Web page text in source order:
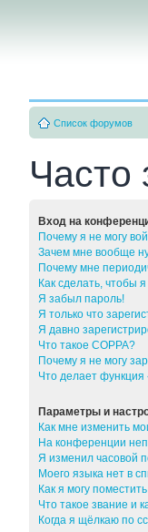
Список форумов
Часто
Вход на
Почему я не могу
Зачем мне вообще
Почему мне
Как сделать, чтобы
Я забыл пароль!
Я только что
Я давно
Что такое COPPA?
Почему я не могу
Что делает
Параметры и
Как мне изменить
На конференции
Я изменил часовой
Моего языка нет в
Как я могу
Что такое звание и
Когда я щёлкаю по